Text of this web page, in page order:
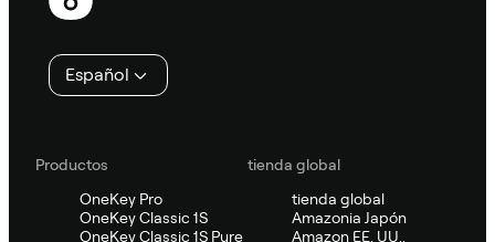
página
Español
Productos
OneKey Pro
OneKey Classic 1S
OneKey Classic 1S Pure
tienda global
tienda global
Amazonia Japón
Amazon EE. UU.,